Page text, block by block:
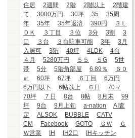
住居
2週間 2階 2階以上
2階建
て
3000万円 30坪 35
35周
年
35年 35年返済 390円
３Ｌ
ＤＫ
３丁目 ３位 3分 3割
3
口
３台 ３台駐車可能 3年
3月
入居可
3階 40坪 4LDK
4台
４月
5280万円 ５５ ５G
5世
帯
5分 5階角部屋 6.89％
６０
㎡
60坪 67坪 ６丁目
6万円
6万円以下
6帖以上 ６日
70㎡
70坪
７日 8台 8帖 8月末
99
坪
9台 9月上旬 a-nation
AI査
定
ALSOK BUBBLE
CATV
CM
Facebook GOTO ＧＷ
Ｇ
Ｗ営業
IH IH2口
IHキッチン